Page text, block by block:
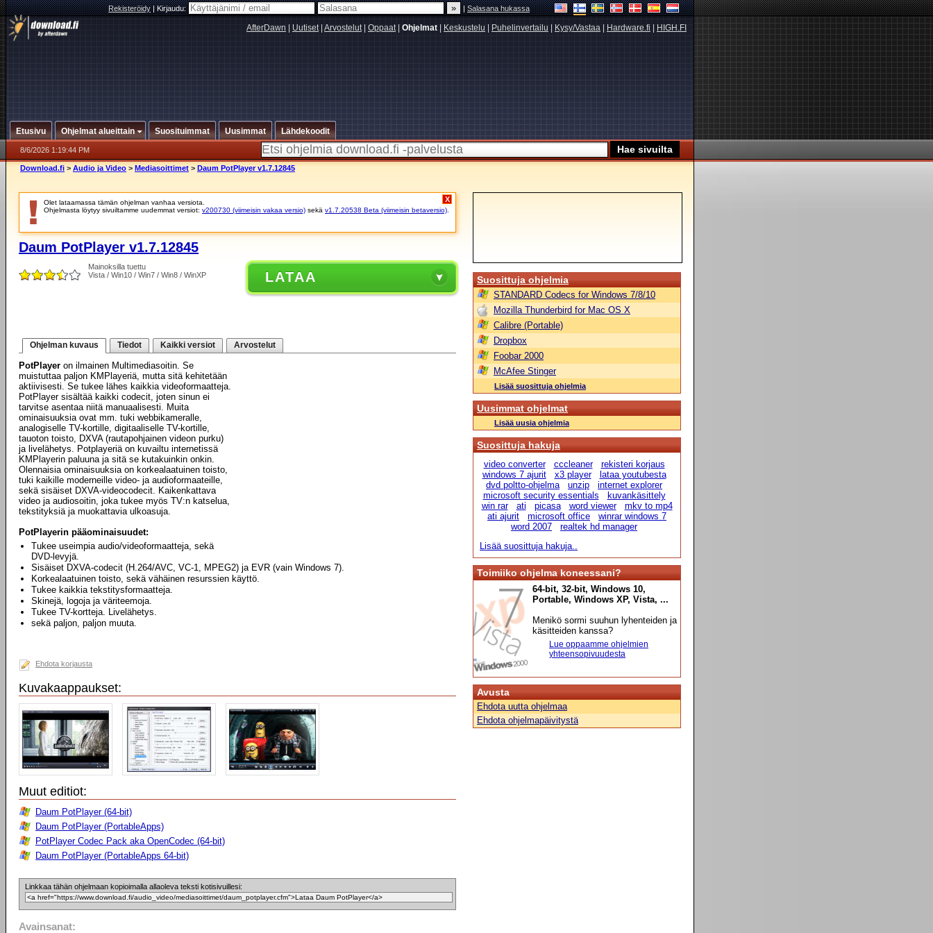
Rekisteröidy|Kirjaudu: |Salasana hukassa
AfterDawn Uutiset| Arvostelut| Oppaat| Ohjelmat Keskustelu Puhelinvertailu Kysy/Vastaa Hardware.fi HIGH.FI
Etusivu Ohjelmat alueittain Suosituimmat Uusimmat Lähdekoodit
8/6/2026 1:19:44 PM
Download.fi > Audio ja Video > Mediasoittimet > Daum PotPlayer v1.7.12845
Olet lataamassa tämän ohjelman vanhaa versiota.
Ohjelmasta löytyy sivuiltamme uudemmat versiot: v200730 (viimeisin vakaa versio) sekä v1.7.20538 Beta (viimeisin betaversio)
X
Daum PotPlayer v1.7.12845
Mainoksilla tuettu
Vista / Win10 / Win7 / Win8 / WinXP
LATAA
Ohjelman kuvaus Tiedot Kaikki versiot Arvostelut
PotPlayer on ilmainen Multimediasoitin. Se
muistuttaa paljon KMPlayeriä, mutta sitä kehitetään
aktiivisesti. Se tukee lähes kaikkia videoformaatteja.
PotPlayer sisältää kaikki codecit, joten sinun ei
tarvitse asentaa niitä manuaalisesti. Muita
ominaisuuksia ovat mm. tuki webbikameralle,
analogiselle TV-kortille, digitaaliselle TV-kortille,
tauoton toisto, DXVA (rautapohjainen videon purku)
ja livelähetys. Potplayeriä on kuvailtu internetissä
KMPlayerin paluuna ja sitä se kutakuinkin onkin.
Olennaisia ominaisuuksia on korkealaatuinen toisto,
tuki kaikille moderneille video- ja audioformaateille,
sekä sisäiset DXVA-videocodecit. Kaikenkattava
video ja audiosoitin, joka tukee myös TV:n katselua,
tekstityksiä ja muokattavia ulkoasuja.
PotPlayerin pääominaisuudet:
Tukee useimpia audio/videoformaatteja, sekä
DVD-levyjä.
Sisäiset DXVA-codecit (H.264/AVC, VC-1, MPEG2) ja EVR (vain Windows 7).
Korkealaatuinen toisto, sekä vähäinen resurssien käyttö.
Tukee kaikkia tekstitysformaatteja.
Skinejä, logoja ja väriteemoja.
Tukee TV-kortteja. Livelähetys.
sekä paljon, paljon muuta.
Ehdota korjausta
Kuvakaappaukset:
Muut editiot:
Daum PotPlayer (64-bit)
Daum PotPlayer (PortableApps)
PotPlayer Codec Pack aka OpenCodec (64-bit)
Daum PotPlayer (PortableApps 64-bit)
Linkkaa tähän ohjelmaan kopioimalla allaoleva teksti kotisivuillesi:
Avainsanat:
Suosittuja ohjelmia
STANDARD Codecs for Windows 7/8/10
Mozilla Thunderbird for Mac OS X
Calibre (Portable)
Dropbox
Foobar 2000
McAfee Stinger
Lisää suosittuja ohjelmia
Uusimmat ohjelmat
Lisää uusia ohjelmia
Suosittuja hakuja
video converter cccleaner
rekisteri korjaus
windows 7 ajurit
x3 player
lataa youtubesta
dvd poltto-ohjelma
unzip
internet explorer
microsoft security essentials
kuvankäsittely
win rar
ati picasa word viewer
mkv to mp4
ati ajurit
microsoft office
winrar windows 7
word 2007
realtek hd manager
Lisää suosittuja hakuja..
Toimiiko ohjelma koneessani?
64-bit, 32-bit, Windows 10,
Portable, Windows XP, Vista, ...
Menikö sormi suuhun lyhenteiden ja
käsitteiden kanssa?
Lue oppaamme ohjelmien
yhteensopivuudesta
Avusta
Ehdota uutta ohjelmaa
Ehdota ohjelmapäivitystä